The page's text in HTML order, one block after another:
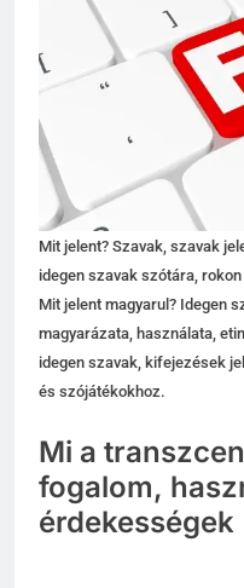
Mit jelent? Szavak, szavak
idegen szavak szótára,
Mit jelent magyarul? Idegen
magyarázata, használata,
idegen szavak, kifejezések
és szójátékokhoz.
Mi a
fogalom,
érdekességek